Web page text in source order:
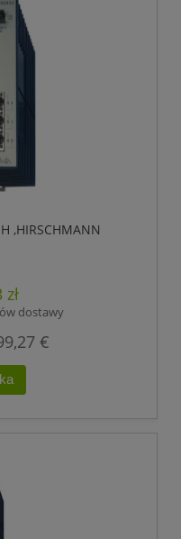
,HIRSCHMANN
dostawy
€